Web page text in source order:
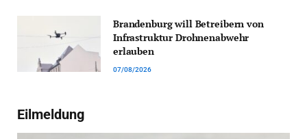
Brandenburg will Betreibern von
Infrastruktur Drohnenabwehr
erlauben
07/08/2026
Eilmeldung